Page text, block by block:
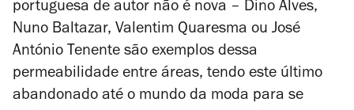
portuguesa de autor não é nova – Dino Alves,
Nuno Baltazar, Valentim Quaresma ou José
António Tenente são exemplos dessa
permeabilidade entre áreas, tendo este último
abandonado até o mundo da moda para se